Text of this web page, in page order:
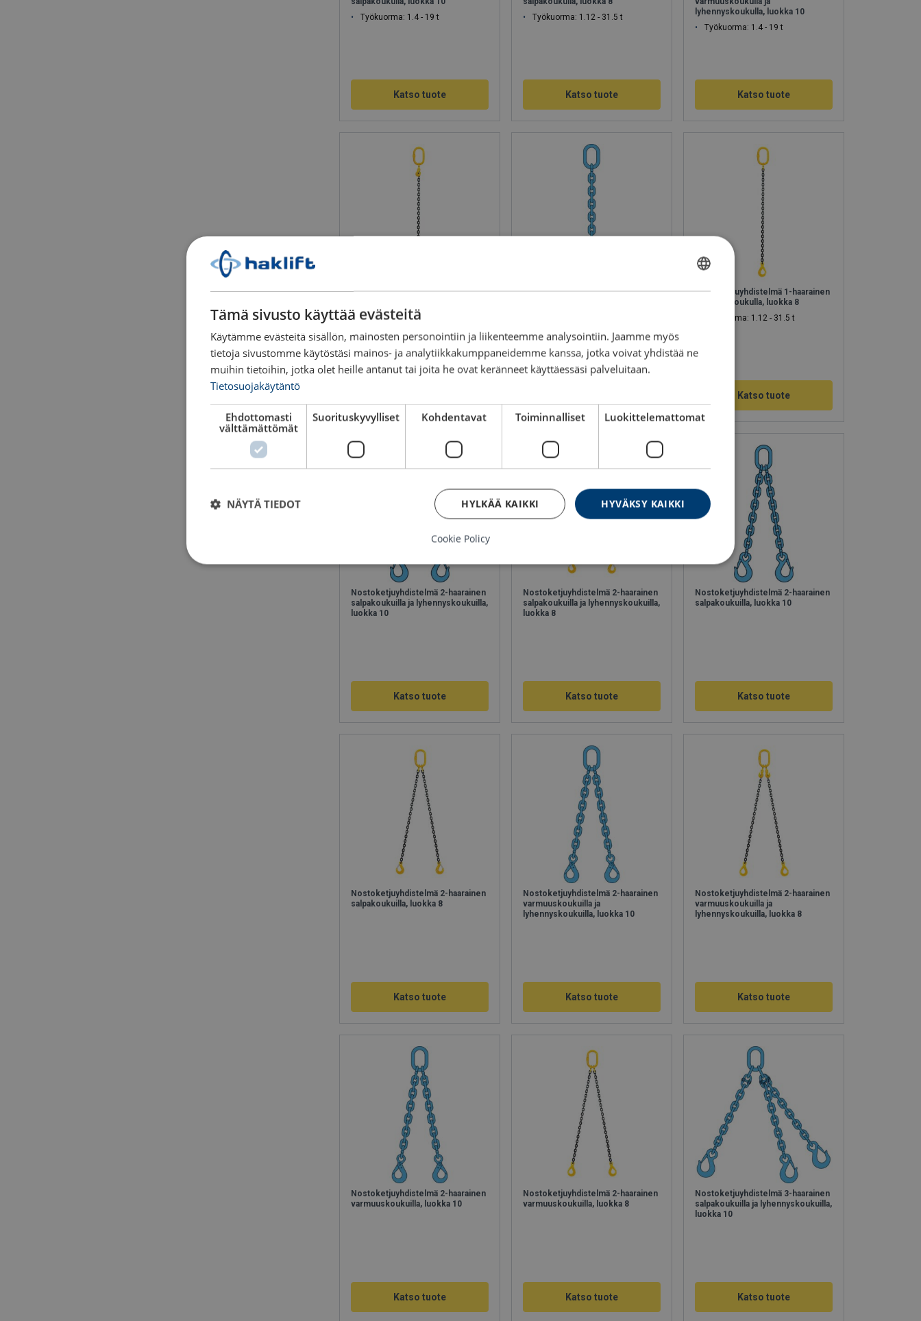
Työkuorma: 1.4 - 19 t
Katso tuote
Työkuorma: 1.12 - 31.5 t
Katso tuote
lyhennyskoukulla, luokka 10
Työkuorma: 1.4 - 19 t
Katso tuote
Nostoketjuyhdistelmä 1-haarainen
lyhennyskoukulla, luokka 8
Nostoketjuyhdistelmä 1-haarainen
Nostoketjuyhdistelmä 1-haarainen
varmuuskoukulla, luokka 8
Työkuorma: 1.12 - 31.5 t
Katso tuote
Nostoketjuyhdistelmä 2-haarainen
salpakoukuilla ja lyhennyskoukuilla,
luokka 10
Katso tuote
Nostoketjuyhdistelmä 2-haarainen
salpakoukuilla ja lyhennyskoukuilla,
luokka 8
Katso tuote
Nostoketjuyhdistelmä 2-haarainen
salpakoukuilla, luokka 10
Katso tuote
Nostoketjuyhdistelmä 2-haarainen
salpakoukuilla, luokka 8
Katso tuote
Nostoketjuyhdistelmä 2-haarainen
varmuuskoukuilla ja
lyhennyskoukuilla, luokka 10
Katso tuote
Nostoketjuyhdistelmä 2-haarainen
varmuuskoukuilla ja
lyhennyskoukuilla, luokka 8
Katso tuote
Nostoketjuyhdistelmä 2-haarainen
varmuuskoukuilla, luokka 10
Katso tuote
Nostoketjuyhdistelmä 2-haarainen
varmuuskoukuilla, luokka 8
Katso tuote
Nostoketjuyhdistelmä 3-haarainen
salpakoukuilla ja lyhennyskoukuilla,
luokka 10
Katso tuote
Tämä sivusto käyttää evästeitä
Käytämme evästeitä sisällön, mainosten personointiin ja liikenteemme analysointiin. Jaamme myös
tietoja sivustomme käytöstäsi mainos- ja analytiikkakumppaneidemme kanssa, jotka voivat yhdistää ne
muihin tietoihin, jotka olet heille antanut tai joita he ovat keränneet käyttäessäsi palveluitaan.
Tietosuojakäytäntö
Ehdottomasti
välttämättömät
Suorituskyvylliset Kohdentavat Toiminnalliset Luokittelemattomat
HYVÄKSY KAIKKI
HYLKÄÄ KAIKKI
NÄYTÄ TIEDOT
Cookie Policy